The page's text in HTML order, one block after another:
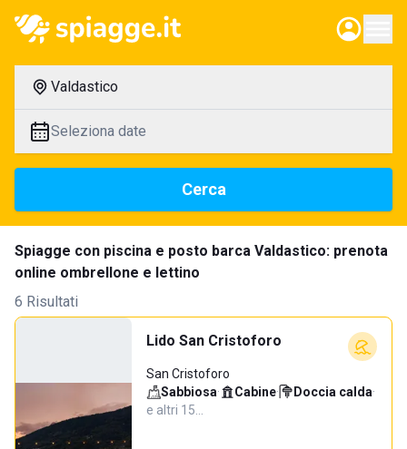
Valdastico
Seleziona date
Cerca
Spiagge con piscina e posto barca Valdastico: prenota
online ombrellone e lettino
6 Risultati
Lido San Cristoforo
San Cristoforo
Sabbiosa· Cabine· Doccia calda·
e altri 15…